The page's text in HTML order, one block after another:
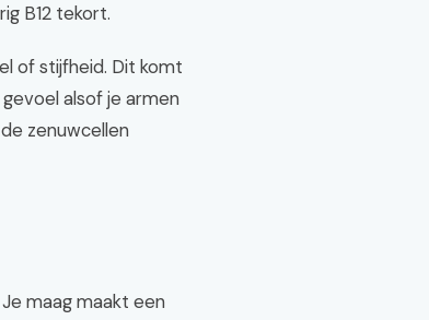
B12 tekort.
of stijfheid. Dit komt
alsof je armen
zenuwcellen
maag maakt een